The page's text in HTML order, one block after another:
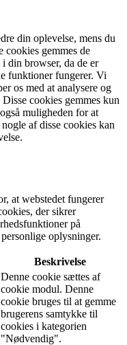
din oplevelse, mens du
cookies gemmes de
din browser, da de er
funktioner fungerer. Vi
os med at analysere og
cookies gemmes kun
muligheden for at
af disse cookies kan
at webstedet fungerer
der sikrer
på
oplysninger.
Beskrivelse
Denne cookie sættes af
cookie modul. Denne
cookie bruges til at gemme
brugerens samtykke til
cookies i kategorien
"Nødvendig".